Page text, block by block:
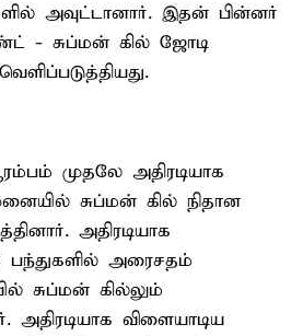
அவுட்டானார். இதன் பின்னர்
- சுப்மன் கில் ஜோடி
முதலே அதிரடியாக
சுப்மன் கில் நிதான
அதிரடியாக
பந்துகளில் அரைசதம்
சுப்மன் கில்லும்
விளையாடிய